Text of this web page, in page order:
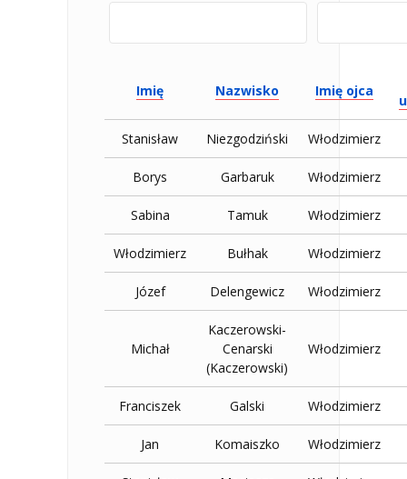
Imię Nazwisko Imię ojca
Stanisław Niezgodziński Włodzimierz
Borys Garbaruk Włodzimierz
Sabina Tamuk Włodzimierz
Włodzimierz Bułhak Włodzimierz
Józef Delengewicz Włodzimierz
Michał
Kaczerowski-
Cenarski
(Kaczerowski)
Włodzimierz
Franciszek Galski Włodzimierz
Jan Komaiszko Włodzimierz